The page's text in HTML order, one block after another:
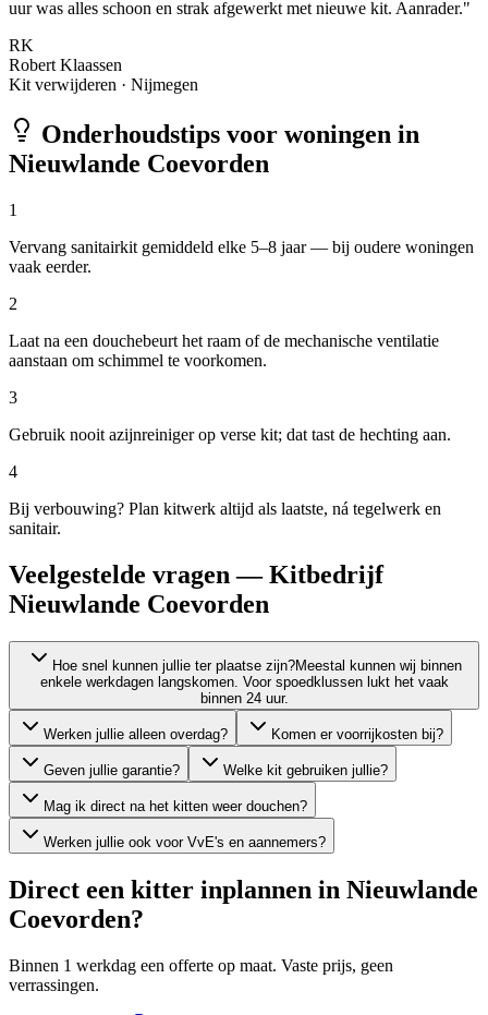
uur was alles schoon en strak afgewerkt met nieuwe kit. Aanrader."
RK
Robert Klaassen
Kit verwijderen · Nijmegen
Onderhoudstips voor woningen in
Nieuwlande Coevorden
1
Vervang sanitairkit gemiddeld elke 5–8 jaar — bij oudere woningen
vaak eerder.
2
Laat na een douchebeurt het raam of de mechanische ventilatie
aanstaan om schimmel te voorkomen.
3
Gebruik nooit azijnreiniger op verse kit; dat tast de hechting aan.
4
Bij verbouwing? Plan kitwerk altijd als laatste, ná tegelwerk en
sanitair.
Veelgestelde vragen — Kitbedrijf
Nieuwlande Coevorden
Hoe snel kunnen jullie ter plaatse zijn?Meestal kunnen wij binnen
enkele werkdagen langskomen. Voor spoedklussen lukt het vaak
binnen 24 uur.
Werken jullie alleen overdag? Komen er voorrijkosten bij?
Geven jullie garantie? Welke kit gebruiken jullie?
Mag ik direct na het kitten weer douchen?
Werken jullie ook voor VvE's en aannemers?
Direct een kitter inplannen in Nieuwlande
Coevorden?
Binnen 1 werkdag een offerte op maat. Vaste prijs, geen
verrassingen.